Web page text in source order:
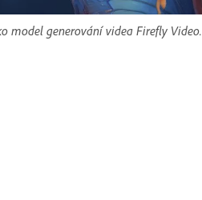
model generování videa Firefly Video.